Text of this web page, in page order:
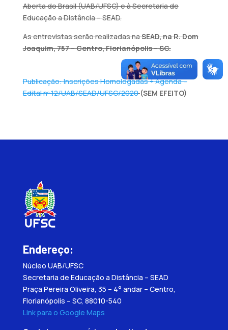
Aberta do Brasil (UAB/UFSC) e à Secretaria de
Educação a Distância – SEAD.
As entrevistas serão realizadas naSEAD, na R. Dom
Joaquim, 757 – Centro, Florianópolis – SC.
Publicação: Inscrições Homologadas + Agenda –
Edital nº 12/UAB/SEAD/UFSC/2020(SEM EFEITO)
Endereço:
Núcleo UAB/UFSC
Secretaria de Educação a Distância – SEAD
Praça Pereira Oliveira, 35 – 4° andar – Centro,
Florianópolis – SC, 88010-540
Link para o Google Maps